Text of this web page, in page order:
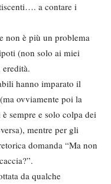
a contare i
non è più un problema
(non solo ai miei
hanno imparato il
ovviamente poi la
sempre e solo colpa dei
mentre per gli
domanda “Ma non
da qualche